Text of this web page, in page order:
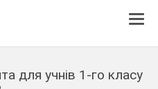
для учнів 1-го класу